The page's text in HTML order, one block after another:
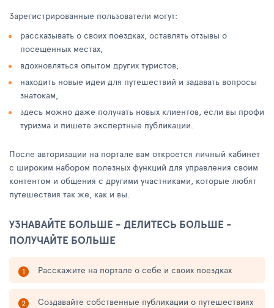
Зарегистрированные пользователи могут:
рассказывать о своих поездках, оставлять отзывы о
посещенных местах,
вдохновляться опытом других туристов,
находить новые идеи для путешествий и задавать вопросы
знатокам,
здесь можно даже получать новых клиентов, если вы профи
туризма и пишете экспертные публикации.
После авторизации на портале вам откроется личный кабинет
с широким набором полезных функций для управления своим
контентом и общения с другими участниками, которые любят
путешествия так же, как и вы.
УЗНАВАЙТЕ БОЛЬШЕ - ДЕЛИТЕСЬ БОЛЬШЕ -
ПОЛУЧАЙТЕ БОЛЬШЕ
Расскажите на портале о себе и своих поездках
Создавайте собственные публикации о путешествиях